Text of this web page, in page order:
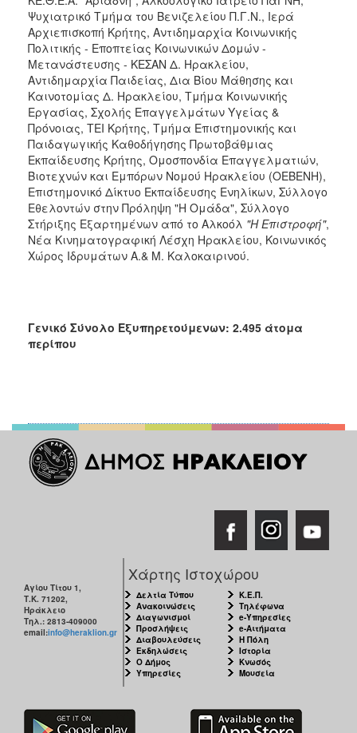
Ψυχιατρικό Τμήμα του Βενιζελείου Π.Γ.Ν., Ιερά
Αρχιεπισκοπή Κρήτης, Αντιδημαρχία Κοινωνικής
Πολιτικής - Εποπτείας Κοινωνικών Δομών -
Μετανάστευσης - ΚΕΣΑΝ Δ. Ηρακλείου,
Αντιδημαρχία Παιδείας, Δια Βίου Μάθησης και
Καινοτομίας Δ. Ηρακλείου, Τμήμα Κοινωνικής
Εργασίας, Σχολής Επαγγελμάτων Υγείας &
Πρόνοιας, ΤΕΙ Κρήτης, Τμήμα Επιστημονικής και
Παιδαγωγικής Καθοδήγησης Πρωτοβάθμιας
Εκπαίδευσης Κρήτης, Ομοσπονδία Επαγγελματιών,
Βιοτεχνών και Εμπόρων Νομού Ηρακλείου (ΟΕΒΕΝΗ),
Επιστημονικό Δίκτυο Εκπαίδευσης Ενηλίκων, Σύλλογο
Εθελοντών στην Πρόληψη "Η Ομάδα", Σύλλογο
Στήριξης Εξαρτημένων από το Αλκοόλ "Η Επιστροφή",
Νέα Κινηματογραφική Λέσχη Ηρακλείου, Κοινωνικός
Χώρος Ιδρυμάτων Α.& Μ. Καλοκαιρινού.
Γενικό Σύνολο Εξυπηρετούμενων: 2.495 άτομα
περίπου
Αγίου Τίτου 1,
Τ.Κ. 71202,
Ηράκλειο
Τηλ.: 2813-409000
email:info@heraklion.gr
Χάρτης Ιστοχώρου
Δελτία Τύπου
Ανακοινώσεις
Διαγωνισμοί
Προσλήψεις
Διαβουλεύσεις
Εκδηλώσεις
Ο Δήμος
Υπηρεσίες
Κ.Ε.Π.
Τηλέφωνα
e-Υπηρεσίες
e-Αιτήματα
Η Πόλη
Ιστορία
Κνωσός
Μουσεία